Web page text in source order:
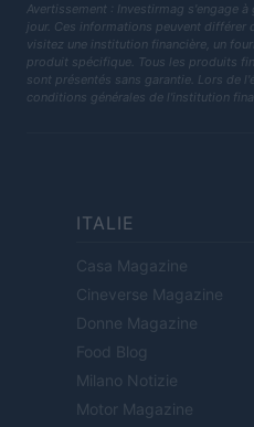
Avertissement : Investirmag s'engage
jour. Ces informations peuvent différer
visitez une institution financière, un
produit spécifique. Tous les produits
sont présentés sans garantie. Lors de
conditions générales de l'institution
ITALIE
Casa Magazine
Cineverse Magazine
Donne Magazine
Food Blog
Milano Notizie
Motor Magazine